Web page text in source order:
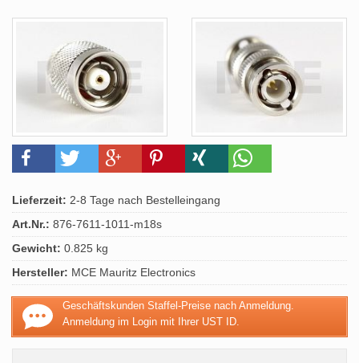
Lieferzeit: 2-8 Tage nach Bestelleingang
Art.Nr.: 876-7611-1011-m18s
Gewicht: 0.825 kg
Hersteller: MCE Mauritz Electronics
Geschäftskunden Staffel-Preise nach Anmeldung.
Anmeldung im Login mit Ihrer UST ID.